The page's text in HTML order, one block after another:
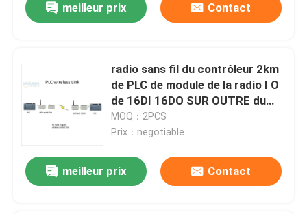
meilleur prix Contact
radio sans fil du contrôleur 2km
de PLC de module de la radio I O
de 16DI 16DO SUR OUTRE du
contrôle
MOQ：2PCS
Prix：negotiable
meilleur prix Contact